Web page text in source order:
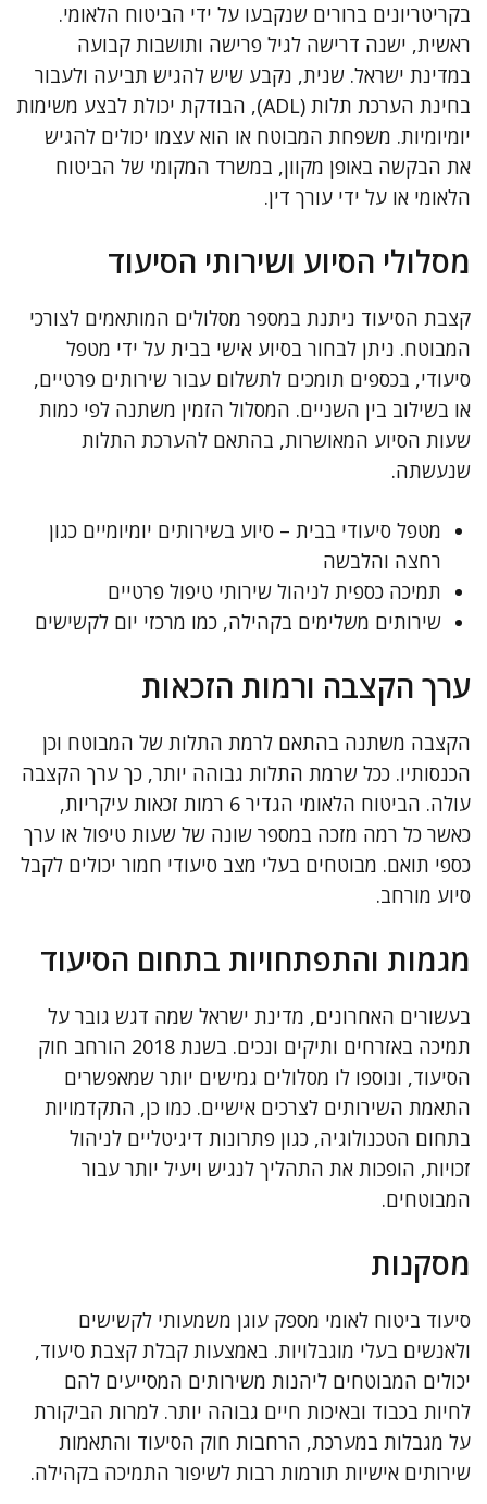
בקריטריונים ברורים שנקבעו על ידי הביטוח הלאומי.
ראשית, ישנה דרישה לגיל פרישה ותושבות קבועה
במדינת ישראל. שנית, נקבע שיש להגיש תביעה ולעבור
בחינת הערכת תלות (ADL), הבודקת יכולת לבצע משימות
יומיומיות. משפחת המבוטח או הוא עצמו יכולים להגיש
את הבקשה באופן מקוון, במשרד המקומי של הביטוח
הלאומי או על ידי עורך דין.
מסלולי הסיוע ושירותי הסיעוד
קצבת הסיעוד ניתנת במספר מסלולים המותאמים לצורכי
המבוטח. ניתן לבחור בסיוע אישי בבית על ידי מטפל
סיעודי, בכספים תומכים לתשלום עבור שירותים פרטיים,
או בשילוב בין השניים. המסלול הזמין משתנה לפי כמות
שעות הסיוע המאושרות, בהתאם להערכת התלות
שנעשתה.
מטפל סיעודי בבית – סיוע בשירותים יומיומיים כגון
רחצה והלבשה
תמיכה כספית לניהול שירותי טיפול פרטיים
שירותים משלימים בקהילה, כמו מרכזי יום לקשישים
ערך הקצבה ורמות הזכאות
הקצבה משתנה בהתאם לרמת התלות של המבוטח וכן
הכנסותיו. ככל שרמת התלות גבוהה יותר, כך ערך הקצבה
עולה. הביטוח הלאומי הגדיר 6 רמות זכאות עיקריות,
כאשר כל רמה מזכה במספר שונה של שעות טיפול או ערך
כספי תואם. מבוטחים בעלי מצב סיעודי חמור יכולים לקבל
סיוע מורחב.
מגמות והתפתחויות בתחום הסיעוד
בעשורים האחרונים, מדינת ישראל שמה דגש גובר על
תמיכה באזרחים ותיקים ונכים. בשנת 2018 הורחב חוק
הסיעוד, ונוספו לו מסלולים גמישים יותר שמאפשרים
התאמת השירותים לצרכים אישיים. כמו כן, התקדמויות
בתחום הטכנולוגיה, כגון פתרונות דיגיטליים לניהול
זכויות, הופכות את התהליך לנגיש ויעיל יותר עבור
המבוטחים.
מסקנות
סיעוד ביטוח לאומי מספק עוגן משמעותי לקשישים
ולאנשים בעלי מוגבלויות. באמצעות קבלת קצבת סיעוד,
יכולים המבוטחים ליהנות משירותים המסייעים להם
לחיות בכבוד ובאיכות חיים גבוהה יותר. למרות הביקורת
על מגבלות במערכת, הרחבות חוק הסיעוד והתאמות
שירותים אישיות תורמות רבות לשיפור התמיכה בקהילה.